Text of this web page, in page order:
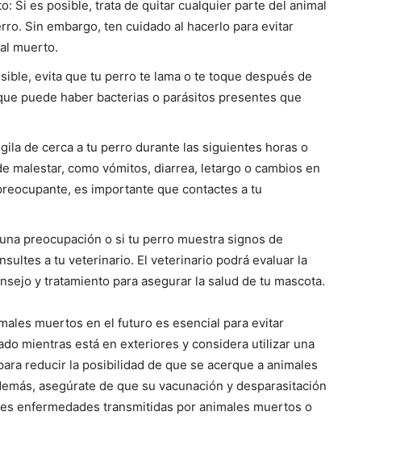
Si es posible, trata de quitar cualquier parte del animal
Sin embargo, ten cuidado al hacerlo para evitar
muerto.
evita que tu perro te lama o te toque después de
puede haber bacterias o parásitos presentes que
de cerca a tu perro durante las siguientes horas o
malestar, como vómitos, diarrea, letargo o cambios en
es importante que contactes a tu
preocupación o si tu perro muestra signos de
a tu veterinario. El veterinario podrá evaluar la
y tratamiento para asegurar la salud de tu mascota.
muertos en el futuro es esencial para evitar
mientras está en exteriores y considera utilizar una
reducir la posibilidad de que se acerque a animales
asegúrate de que su vacunación y desparasitación
enfermedades transmitidas por animales muertos o